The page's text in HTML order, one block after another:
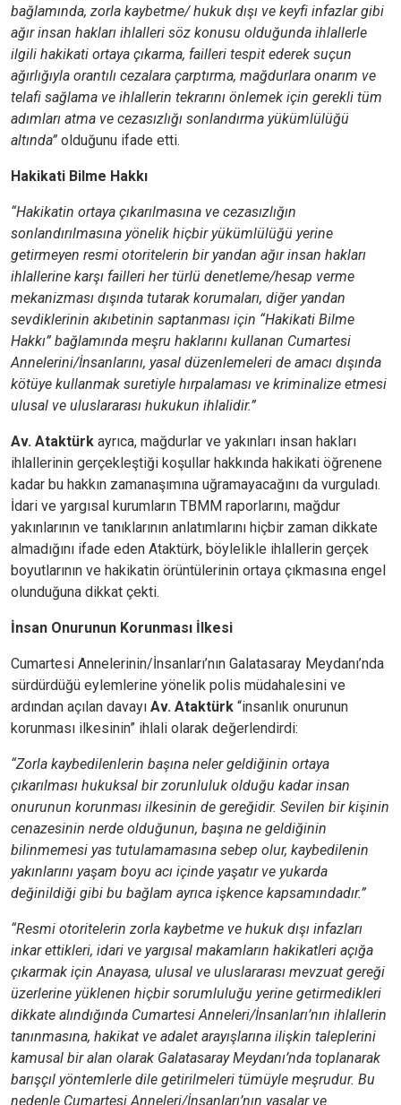
bağlamında, zorla kaybetme/ hukuk dışı ve keyfi infazlar gibi
ağır insan hakları ihlalleri söz konusu olduğunda ihlallerle
ilgili hakikati ortaya çıkarma, failleri tespit ederek suçun
ağırlığıyla orantılı cezalara çarptırma, mağdurlara onarım ve
telafi sağlama ve ihlallerin tekrarını önlemek için gerekli tüm
adımları atma ve cezasızlığı sonlandırma yükümlülüğü
altında” olduğunu ifade etti.
Hakikati Bilme Hakkı
“Hakikatin ortaya çıkarılmasına ve cezasızlığın
sonlandırılmasına yönelik hiçbir yükümlülüğü yerine
getirmeyen resmi otoritelerin bir yandan ağır insan hakları
ihlallerine karşı failleri her türlü denetleme/hesap verme
mekanizması dışında tutarak korumaları, diğer yandan
sevdiklerinin akıbetinin saptanması için “Hakikati Bilme
Hakkı” bağlamında meşru haklarını kullanan Cumartesi
Annelerini/İnsanlarını, yasal düzenlemeleri de amacı dışında
kötüye kullanmak suretiyle hırpalaması ve kriminalize etmesi
ulusal ve uluslararası hukukun ihlalidir.”
Av. Ataktürk ayrıca, mağdurlar ve yakınları insan hakları
ihlallerinin gerçekleştiği koşullar hakkında hakikati öğrenene
kadar bu hakkın zamanaşımına uğramayacağını da vurguladı.
İdari ve yargısal kurumların TBMM raporlarını, mağdur
yakınlarının ve tanıklarının anlatımlarını hiçbir zaman dikkate
almadığını ifade eden Ataktürk, böylelikle ihlallerin gerçek
boyutlarının ve hakikatin örüntülerinin ortaya çıkmasına engel
olunduğuna dikkat çekti.
İnsan Onurunun Korunması İlkesi
Cumartesi Annelerinin/İnsanları’nın Galatasaray Meydanı’nda
sürdürdüğü eylemlerine yönelik polis müdahalesini ve
ardından açılan davayı Av. Ataktürk “insanlık onurunun
korunması ilkesinin” ihlali olarak değerlendirdi:
“Zorla kaybedilenlerin başına neler geldiğinin ortaya
çıkarılması hukuksal bir zorunluluk olduğu kadar insan
onurunun korunması ilkesinin de gereğidir. Sevilen bir kişinin
cenazesinin nerde olduğunun, başına ne geldiğinin
bilinmemesi yas tutulamamasına sebep olur, kaybedilenin
yakınlarını yaşam boyu acı içinde yaşatır ve yukarda
değinildiği gibi bu bağlam ayrıca işkence kapsamındadır.”
“Resmi otoritelerin zorla kaybetme ve hukuk dışı infazları
inkar ettikleri, idari ve yargısal makamların hakikatleri açığa
çıkarmak için Anayasa, ulusal ve uluslararası mevzuat gereği
üzerlerine yüklenen hiçbir sorumluluğu yerine getirmedikleri
dikkate alındığında Cumartesi Anneleri/İnsanları’nın ihlallerin
tanınmasına, hakikat ve adalet arayışlarına ilişkin taleplerini
kamusal bir alan olarak Galatasaray Meydanı’nda toplanarak
barışçıl yöntemlerle dile getirilmeleri tümüyle meşrudur. Bu
nedenle Cumartesi Anneleri/İnsanları’nın yasalar ve